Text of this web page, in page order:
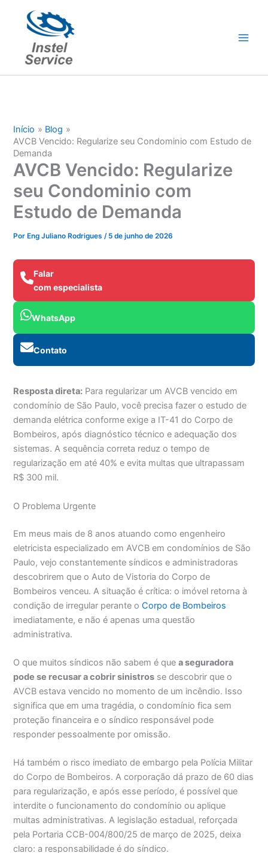
conteúdo
Início
Blog
AVCB Vencido: Regularize seu Condominio com Estudo de
Demanda
AVCB Vencido: Regularize
seu Condominio com
Estudo de Demanda
Por Eng Juliano Rodrigues/ 5 de junho de 2026
Falar
com especialista
WhatsApp
Contato
Resposta direta: Para regularizar um AVCB vencido em
condomínio de São Paulo, você precisa fazer o estudo de
demanda elétrica conforme exige a IT-41 do Corpo de
Bombeiros, após diagnóstico técnico e adequação dos
sistemas. A sequência correta reduz o tempo de
regularização em até 40% e evita multas que ultrapassam
R$ 300 mil.
O Problema Urgente
Em meus mais de 8 anos atuando como engenheiro
eletricista especializado em AVCB em condomínios de São
Paulo, vejo constantemente síndicos e administradoras
descobrirem que o Auto de Vistoria do Corpo de
Bombeiros venceu. A situação é crítica: o imóvel retorna à
condição de irregular perante oCorpo de Bombeiros
imediatamente, e não é apenas uma questão
administrativa.
O que muitos síndicos não sabem é quea seguradora
pode se recusar a cobrir sinistros se descobrir que o
AVCB estava vencido no momento de um incêndio. Isso
significa que em uma tragédia, o condomínio fica sem
proteção financeira e o síndico responsável pode
responder pessoalmente por omissão.
Há também o risco imediato de embargo pela Polícia Militar
do Corpo de Bombeiros. A corporação dá prazo de 60 dias
para regularização, e após esse período, é possível que
interdite o funcionamento do condomínio ou aplique
multas administrativas. A legislação estadual, reforçada
pela Portaria CCB-004/800/25 de março de 2025, deixa
claro: a responsabilidade é do síndico.